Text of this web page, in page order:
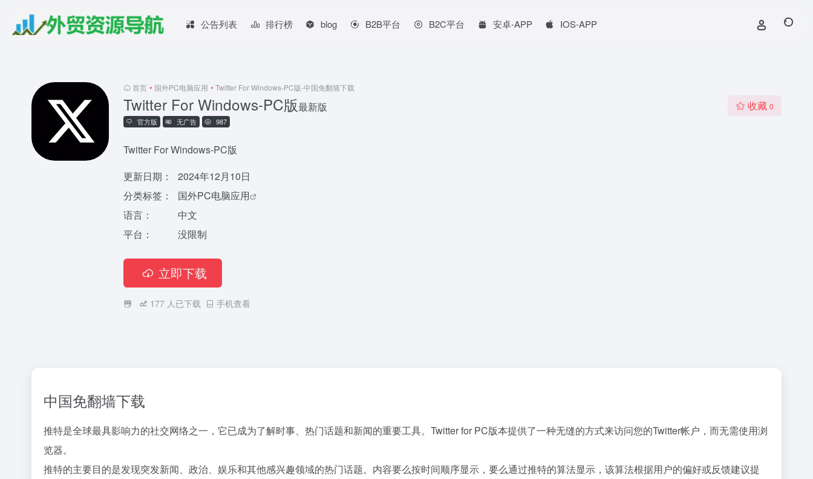
公告列表 排行榜 blog B2B平台 B2C平台 安卓-APP IOS-APP
首页 • 国外PC电脑应用 • Twitter For Windows-PC版-中国免翻墙下载
Twitter For Windows-PC版最新版
官方版 无广告 987
收藏 0
Twitter For Windows-PC版
更新日期：
2024年12月10日
分类标签：
国外PC电脑应用
语言：
中文
平台：
没限制
立即下载
177 人已下载 手机查看
中国免翻墙下载
推特是全球最具影响力的社交网络之一，它已成为了解时事、热门话题和新闻的重要工具。Twitter for PC版本提供了一种无缝的方式来访问您的Twitter帐户，而无需使用浏
览器。
推特的主要目的是发现突发新闻、政治、娱乐和其他感兴趣领域的热门话题。内容要么按时间顺序显示，要么通过推特的算法显示，该算法根据用户的偏好或反馈建议提